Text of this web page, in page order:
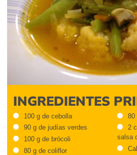
INGREDIENTES
100 g de cebolla
90 g de judías verdes
100 g de brócoli
80 g de coliflor
80
2
salsa